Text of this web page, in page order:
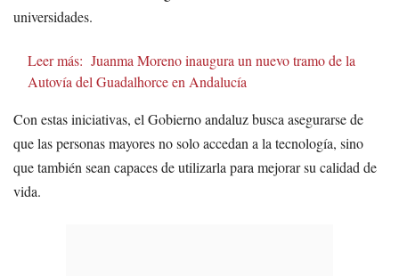
universidades.
Leer más: Juanma Moreno inaugura un nuevo tramo de la
Autovía del Guadalhorce en Andalucía
Con estas iniciativas, el Gobierno andaluz busca asegurarse de
que las personas mayores no solo accedan a la tecnología, sino
que también sean capaces de utilizarla para mejorar su calidad de
vida.